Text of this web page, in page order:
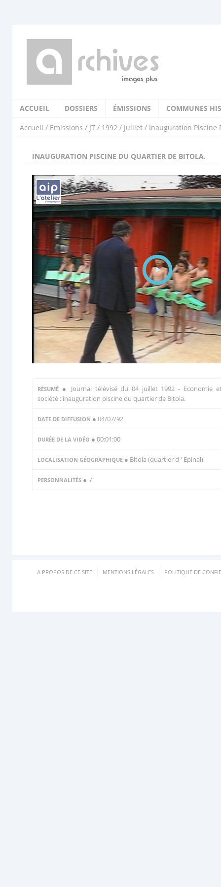
ACCUEIL DOSSIERS ÉMISSIONS COMMUNES
Accueil / Emissions / JT / 1992 / Juillet / Inauguration Piscine
INAUGURATION PISCINE DU QUARTIER DE BITOLA.
RÉSUMÉ ● Journal télévisé du 04 juillet 1992 - Economie
société : inauguration piscine du quartier de Bitola.
DATE DE DIFFUSION ● 04/07/92
DURÉE DE LA VIDÉO ● 00:01:00
LOCALISATION GÉOGRAPHIQUE ● Bitola (quartier d ' Epinal)
PERSONNALITÉS ● /
A PROPOS DE CE SITE MENTIONS LÉGALES POLITIQUE DE